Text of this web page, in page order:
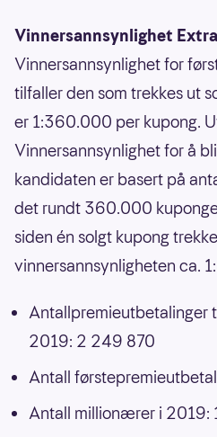
Vinnersannsynlighet
Vinnersannsynlighet for
tilfaller den som trekkes ut
er 1:360.000 per kupong.
Vinnersannsynlighet for å
kandidaten er basert på
det rundt 360.000
siden én solgt kupong
vinnersannsynligheten ca.
Antallpremieutbetalinger
2019: 2 249 870
Antall
Antall millionærer i 2019: